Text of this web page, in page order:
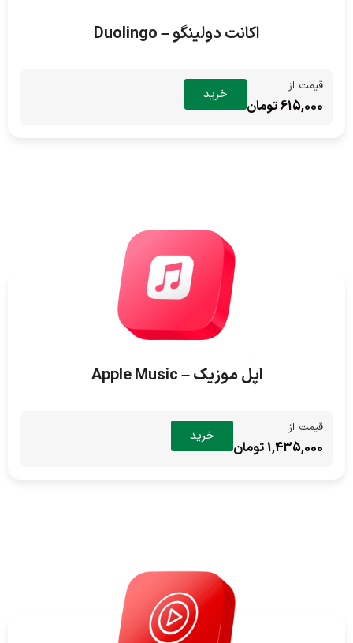
اکانت دولینگو – Duolingo
قیمت از
615,000 تومان
خرید
اپل موزیک – Apple Music
قیمت از
1,435,000 تومان
خرید